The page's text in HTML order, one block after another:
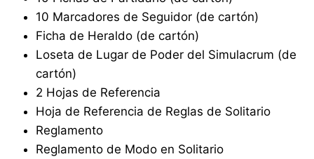
10 Marcadores de Seguidor (de cartón)
Ficha de Heraldo (de cartón)
Loseta de Lugar de Poder del Simulacrum (de
cartón)
2 Hojas de Referencia
Hoja de Referencia de Reglas de Solitario
Reglamento
Reglamento de Modo en Solitario